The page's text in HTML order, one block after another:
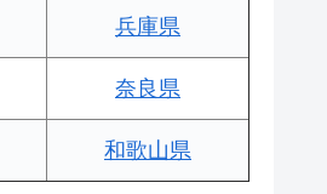
兵庫県
奈良県
和歌山県